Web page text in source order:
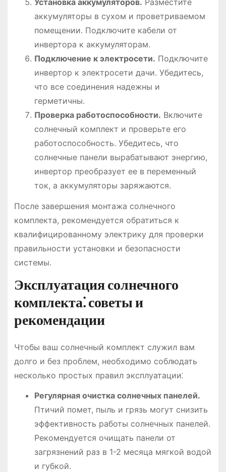
аккумуляторы в сухом и проветриваемом
помещении. Подключите кабели от
инвертора к аккумуляторам.
Подключение к электросети. Подключите
инвертор к электросети дачи. Убедитесь,
что все соединения надежны и
герметичны.
Проверка работоспособности. Включите
солнечный комплект и проверьте его
работоспособность. Убедитесь, что
солнечные панели вырабатывают энергию,
инвертор преобразует ее в переменный
ток, а аккумуляторы заряжаются.
После завершения монтажа солнечного
комплекта, рекомендуется обратиться к
квалифицированному электрику для проверки
правильности установки и безопасности
системы.
Эксплуатация солнечного
комплекта⁚ советы и
рекомендации
Чтобы ваш солнечный комплект служил вам
долго и без проблем, необходимо соблюдать
несколько простых правил эксплуатации⁚
Регулярная очистка солнечных панелей.
Птичий помет, пыль и грязь могут снизить
эффективность работы солнечных панелей.
Рекомендуется очищать панели от
загрязнений раз в 1-2 месяца мягкой водой
и губкой.